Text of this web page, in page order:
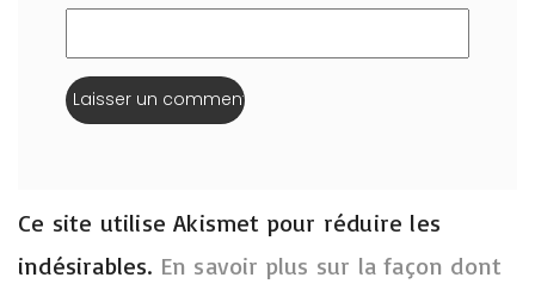
Ce site utilise Akismet pour réduire les
indésirables. En savoir plus sur la façon dont